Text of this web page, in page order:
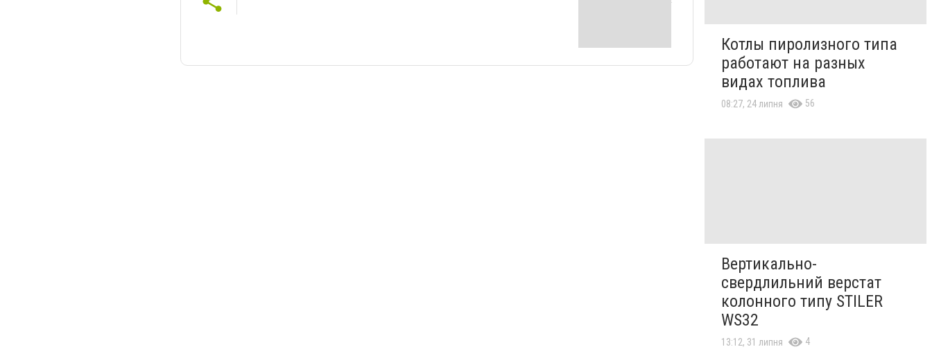
Котлы пиролизного типа
работают на разных
видах топлива
08:27, 24 липня 56
Вертикально-
свердлильний верстат
колонного типу STILER
WS32
13:12, 31 липня 4